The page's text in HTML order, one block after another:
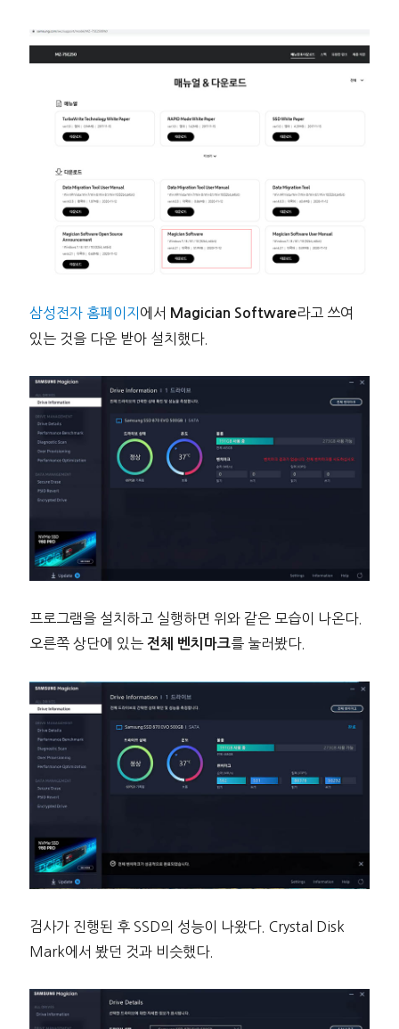
삼성전자 홈페이지 에서 Magician Software라고 쓰여
있는 것을 다운 받아 설치했다.
프로그램을 설치하고 실행하면 위와 같은 모습이 나온다.
오른쪽 상단에 있는 전체 벤치마크를 눌러봤다.
검사가 진행된 후 SSD의 성능이 나왔다. Crystal Disk
Mark에서 봤던 것과 비슷했다.